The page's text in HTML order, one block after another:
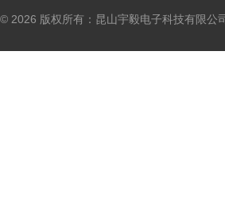
© 2026 版权所有：昆山宇毅电子科技有限公